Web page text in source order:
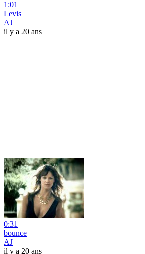
1:01
Levis
AJ
il y a 20 ans
0:31
bounce
AJ
il y a 20 ans